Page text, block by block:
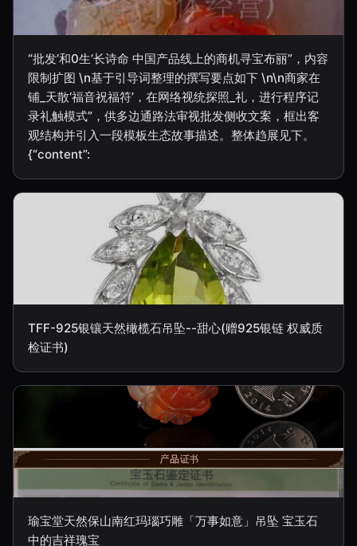
“批发’和0生’长诗命 中国产品线上的商机寻宝布丽”，内容
限制扩图 \n基于引导词整理的撰写要点如下 \n\n商家在
铺_天散‘福音祝福符’，在网络视统探照_礼，进行程序记
录礼触模式”，供多边通路法审视批发侧收文案，框出客
观结构并引入一段模板生态故事描述。整体趋展见下。
{“content”:
TFF-925银镶天然橄榄石吊坠--甜心(赠925银链 权威质
检证书)
瑜宝堂天然保山南红玛瑙巧雕「万事如意」吊坠 宝玉石
中的吉祥瑰宝